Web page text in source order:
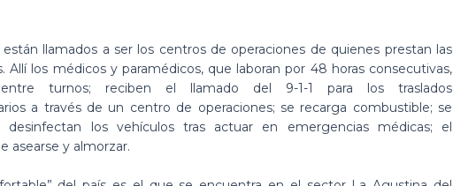
están llamados a ser los centros de operaciones de quienes prestan las
Allí los médicos y paramédicos, que laboran por 48 horas consecutivas,
entre turnos; reciben el llamado del 9-1-1 para los traslados
a través de un centro de operaciones; se recarga combustible; se
desinfectan los vehículos tras actuar en emergencias médicas; el
asearse y almorzar.